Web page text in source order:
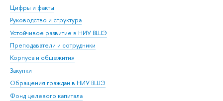
Цифры и факты
Руководство и структура
Устойчивое развитие в НИУ ВШЭ
Преподаватели и сотрудники
Корпуса и общежития
Закупки
Обращения граждан в НИУ ВШЭ
Фонд целевого капитала